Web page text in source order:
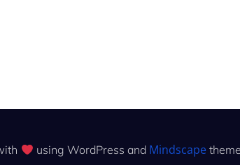
using WordPress and Mindscape